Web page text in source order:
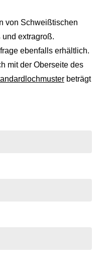
von Schweißtischen
extragroß.
ebenfalls erhältlich.
mit der Oberseite des
beträgt